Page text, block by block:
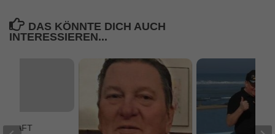
DAS KÖNNTE DICH AUCH
INTERESSIEREN...
IN3AFT